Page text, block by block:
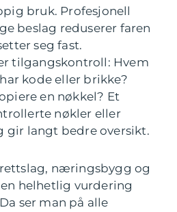
bruk. Profesjonell
beslag reduserer faren
seg fast.
tilgangskontroll: Hvem
kode eller brikke?
en nøkkel? Et
nøkler eller
gir langt bedre oversikt.
næringsbygg og
helhetlig vurdering
ser man på alle